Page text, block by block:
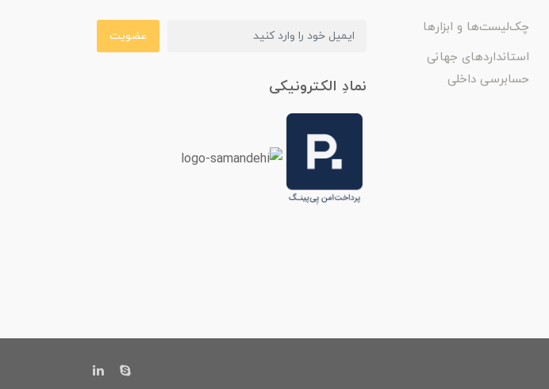
چک‌لیست‌ها و ابزارها
استانداردهای جهانی
حسابرسی داخلی
عضویت
نمادِ الکترونیکی